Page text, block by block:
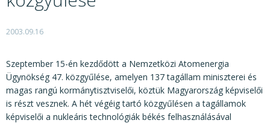
HIRDETMÉNYEK
BEMUTATKOZÁS
FELADATOK
KÖZÉRDEKŰ ADATOK
JOGI SZABÁLYOZÁS, ÚTMUTATÓK
2003.09.16
Szeptember 15-én kezdődött a Nemzetközi Atomenergia
Ügynökség 47. közgyűlése, amelyen 137 tagállam miniszterei és
magas rangú kormánytisztviselői, köztük Magyarország képviselői
is részt vesznek. A hét végéig tartó közgyűlésen a tagállamok
képviselői a nukleáris technológiák békés felhasználásával